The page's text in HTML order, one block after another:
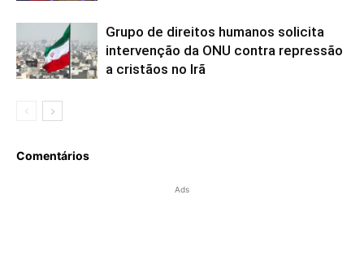
Grupo de direitos humanos solicita
intervenção da ONU contra repressão
a cristãos no Irã
Comentários
Ads